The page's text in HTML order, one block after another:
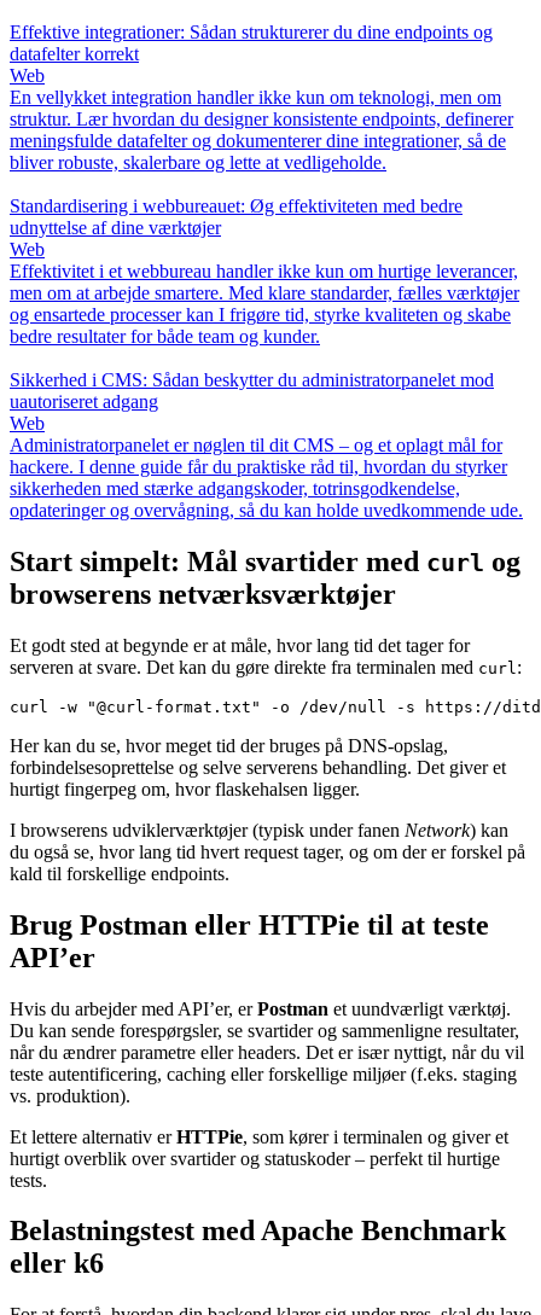
Effektive integrationer: Sådan strukturerer du dine endpoints og
datafelter korrekt
Web
En vellykket integration handler ikke kun om teknologi, men om
struktur. Lær hvordan du designer konsistente endpoints, definerer
meningsfulde datafelter og dokumenterer dine integrationer, så de
bliver robuste, skalerbare og lette at vedligeholde.
Standardisering i webbureauet: Øg effektiviteten med bedre
udnyttelse af dine værktøjer
Web
Effektivitet i et webbureau handler ikke kun om hurtige leverancer,
men om at arbejde smartere. Med klare standarder, fælles værktøjer
og ensartede processer kan I frigøre tid, styrke kvaliteten og skabe
bedre resultater for både team og kunder.
Sikkerhed i CMS: Sådan beskytter du administratorpanelet mod
uautoriseret adgang
Web
Administratorpanelet er nøglen til dit CMS – og et oplagt mål for
hackere. I denne guide får du praktiske råd til, hvordan du styrker
sikkerheden med stærke adgangskoder, totrinsgodkendelse,
opdateringer og overvågning, så du kan holde uvedkommende ude.
Start simpelt: Mål svartider med curl og
browserens netværksværktøjer
Et godt sted at begynde er at måle, hvor lang tid det tager for
serveren at svare. Det kan du gøre direkte fra terminalen med curl :
Her kan du se, hvor meget tid der bruges på DNS-opslag,
forbindelsesoprettelse og selve serverens behandling. Det giver et
hurtigt fingerpeg om, hvor flaskehalsen ligger.
I browserens udviklerværktøjer (typisk under fanen Network) kan
du også se, hvor lang tid hvert request tager, og om der er forskel på
kald til forskellige endpoints.
Brug Postman eller HTTPie til at teste
API’er
Hvis du arbejder med API’er, erPostman et uundværligt værktøj.
Du kan sende forespørgsler, se svartider og sammenligne resultater,
når du ændrer parametre eller headers. Det er især nyttigt, når du vil
teste autentificering, caching eller forskellige miljøer (f.eks. staging
vs. produktion).
Et lettere alternativ erHTTPie, som kører i terminalen og giver et
hurtigt overblik over svartider og statuskoder – perfekt til hurtige
tests.
Belastningstest med Apache Benchmark
eller k6